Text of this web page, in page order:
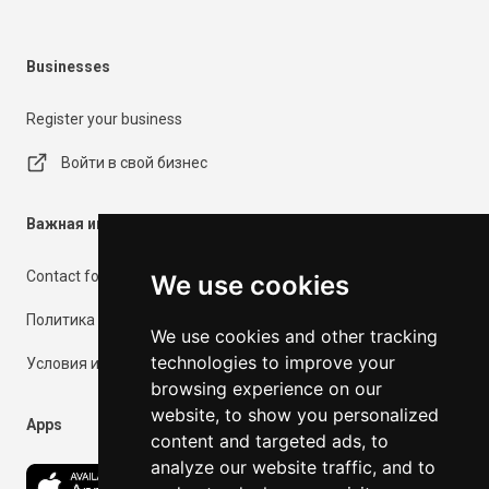
We use cookies
We use cookies and other tracking
technologies to improve your
browsing experience on our
website, to show you personalized
content and targeted ads, to
analyze our website traffic, and to
Businesses
Register your business
Войти в свой бизнес
Важная информация
Contact form
Политика конфиденциальности
Условия использования
Apps